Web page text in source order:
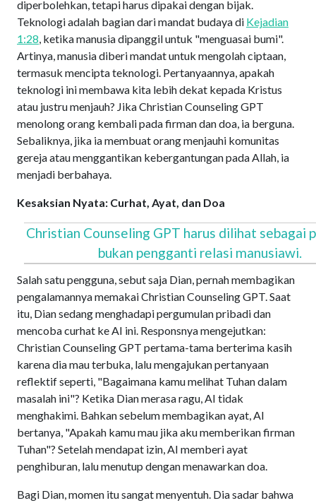
diperbolehkan, tetapi harus dipakai dengan bijak.
Teknologi adalah bagian dari mandat budaya di Kejadian
1:28, ketika manusia dipanggil untuk "menguasai bumi".
Artinya, manusia diberi mandat untuk mengolah ciptaan,
termasuk mencipta teknologi. Pertanyaannya, apakah
teknologi ini membawa kita lebih dekat kepada Kristus
atau justru menjauh? Jika Christian Counseling GPT
menolong orang kembali pada firman dan doa, ia berguna.
Sebaliknya, jika ia membuat orang menjauhi komunitas
gereja atau menggantikan kebergantungan pada Allah, ia
menjadi berbahaya.
Kesaksian Nyata: Curhat, Ayat, dan Doa
Christian Counseling GPT harus dilihat sebagai
bukan pengganti relasi manusiawi.
Salah satu pengguna, sebut saja Dian, pernah membagikan
pengalamannya memakai Christian Counseling GPT. Saat
itu, Dian sedang menghadapi pergumulan pribadi dan
mencoba curhat ke AI ini. Responsnya mengejutkan:
Christian Counseling GPT pertama-tama berterima kasih
karena dia mau terbuka, lalu mengajukan pertanyaan
reflektif seperti, "Bagaimana kamu melihat Tuhan dalam
masalah ini"? Ketika Dian merasa ragu, AI tidak
menghakimi. Bahkan sebelum membagikan ayat, AI
bertanya, "Apakah kamu mau jika aku memberikan firman
Tuhan"? Setelah mendapat izin, AI memberi ayat
penghiburan, lalu menutup dengan menawarkan doa.
Bagi Dian, momen itu sangat menyentuh. Dia sadar bahwa